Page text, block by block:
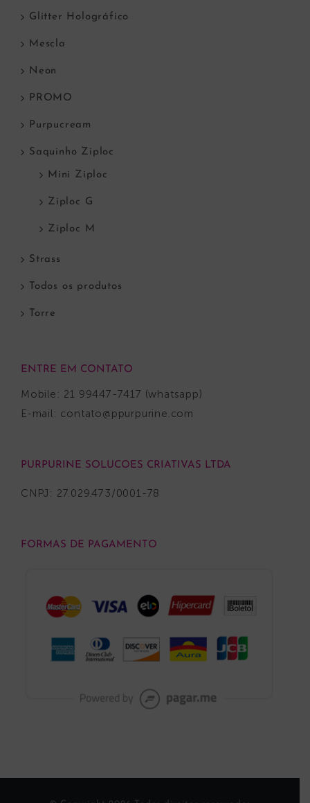
Glitter Holográfico
Mescla
Neon
PROMO
Purpucream
Saquinho Ziploc
Mini Ziploc
Ziploc G
Ziploc M
Strass
Todos os produtos
Torre
ENTRE EM CONTATO
Mobile: 21 99447-7417 (whatsapp)
E-mail: contato@ppurpurine.com
PURPURINE SOLUCOES CRIATIVAS LTDA
CNPJ: 27.029.473/0001-78
FORMAS DE PAGAMENTO